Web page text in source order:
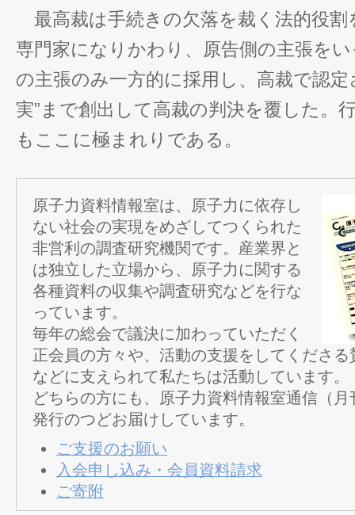
最高裁は手続きの欠落を裁く法的役割
専門家になりかわり、原告側の主張を
の主張のみ一方的に採用し、高裁で認
実”まで創出して高裁の判決を覆した。
もここに極まれりである。
原子力資料情報室は、原子力に依存し
ない社会の実現をめざしてつくられた
非営利の調査研究機関です。産業界と
は独立した立場から、原子力に関する
各種資料の収集や調査研究などを行な
っています。
毎年の総会で議決に加わっていただく
正会員の方々や、活動の支援をしてくださ
などに支えられて私たちは活動しています。
どちらの方にも、原子力資料情報室通信（
発行のつどお届けしています。
ご支援のお願い
入会申し込み・会員資料請求
ご寄附